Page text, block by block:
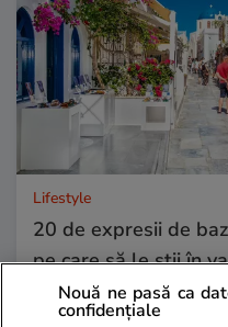
Lifestyle
20 de expresii de
pe care să le știi în
Nouă ne pasă ca
confidențiale